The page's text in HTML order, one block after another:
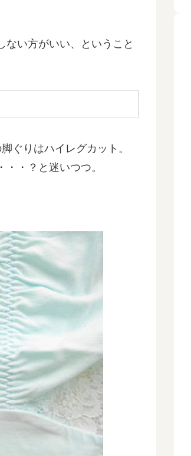
ない方がいい、ということ
ぐりはハイレグカット。
・？と迷いつつ。